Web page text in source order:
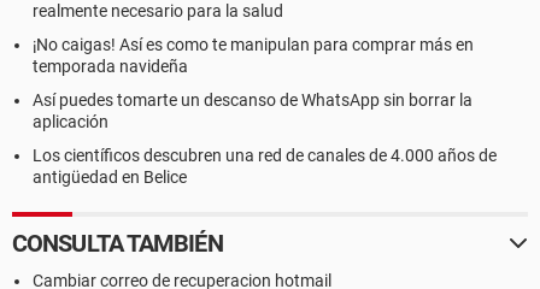
realmente necesario para la salud
¡No caigas! Así es como te manipulan para comprar más en
temporada navideña
Así puedes tomarte un descanso de WhatsApp sin borrar la
aplicación
Los científicos descubren una red de canales de 4.000 años de
antigüedad en Belice
CONSULTA TAMBIÉN
Cambiar correo de recuperacion hotmail